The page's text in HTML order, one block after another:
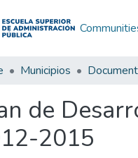
Municipios
de
2015